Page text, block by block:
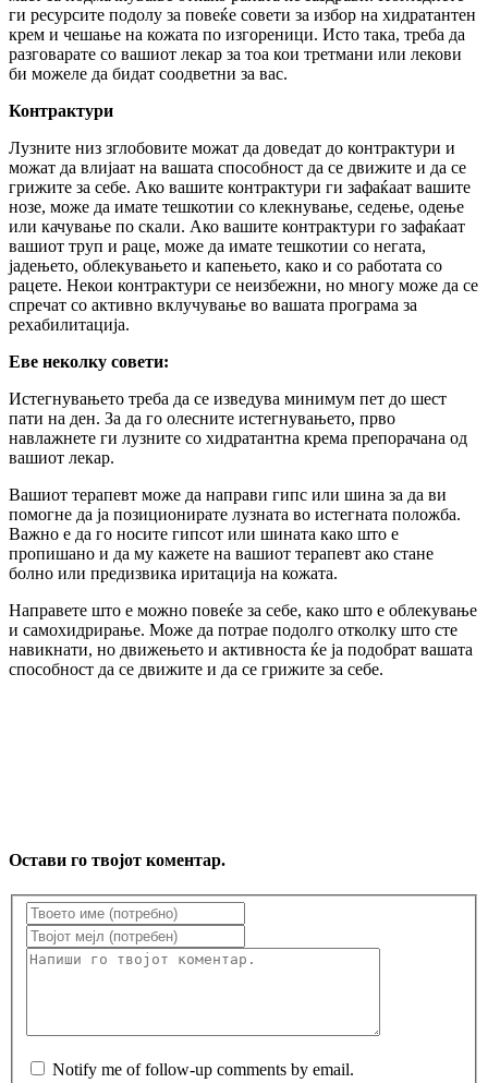
ги ресурсите подолу за повеќе совети за избор на хидратантен
крем и чешање на кожата по изгореници. Исто така, треба да
разговарате со вашиот лекар за тоа кои третмани или лекови
би можеле да бидат соодветни за вас.
Контрактури
Лузните низ зглобовите можат да доведат до контрактури и
можат да влијаат на вашата способност да се движите и да се
грижите за себе. Ако вашите контрактури ги зафаќаат вашите
нозе, може да имате тешкотии со клекнување, седење, одење
или качување по скали. Ако вашите контрактури го зафаќаат
вашиот труп и раце, може да имате тешкотии со негата,
јадењето, облекувањето и капењето, како и со работата со
рацете. Некои контрактури се неизбежни, но многу може да се
спречат со активно вклучување во вашата програма за
рехабилитација.
Еве неколку совети:
Истегнувањето треба да се изведува минимум пет до шест
пати на ден. За да го олесните истегнувањето, прво
навлажнете ги лузните со хидратантна крема препорачана од
вашиот лекар.
Вашиот терапевт може да направи гипс или шина за да ви
помогне да ја позиционирате лузната во истегната положба.
Важно е да го носите гипсот или шината како што е
пропишано и да му кажете на вашиот терапевт ако стане
болно или предизвика иритација на кожата.
Направете што е можно повеќе за себе, како што е облекување
и самохидрирање. Може да потрае подолго отколку што сте
навикнати, но движењето и активноста ќе ја подобрат вашата
способност да се движите и да се грижите за себе.
Остави го твојот коментар.
Notify me of follow-up comments by email.